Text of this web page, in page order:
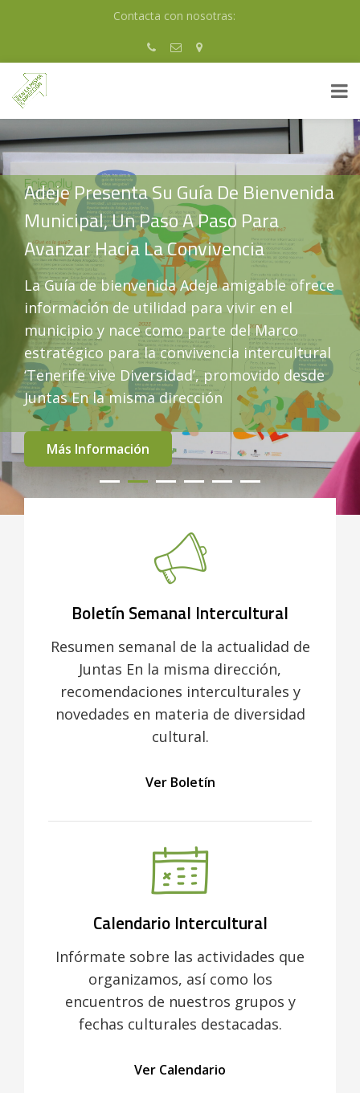
Contacta con nosotras:
• • • • • •
Adeje Presenta Su Guía De Bienvenida
Municipal, Un Paso A Paso Para
Avanzar Hacia La Convivencia
La Guía de bienvenida Adeje amigable ofrece
información de utilidad para vivir en el
municipio y nace como parte del Marco
estratégico para la convivencia intercultural
‘Tenerife vive Diversidad’, promovido desde
Juntas En la misma dirección
Más Información
Boletín Semanal Intercultural
Resumen semanal de la actualidad de
Juntas En la misma dirección,
recomendaciones interculturales y
novedades en materia de diversidad
cultural.
Ver Boletín
Calendario Intercultural
Infórmate sobre las actividades que
organizamos, así como los
encuentros de nuestros grupos y
fechas culturales destacadas.
Ver Calendario